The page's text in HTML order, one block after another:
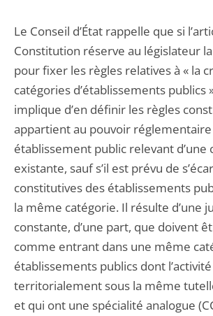
Le Conseil d’État rappelle que si
Constitution réserve au législateur
pour fixer les règles relatives à « la
catégories d’établissements publics
implique d’en définir les règles
appartient au pouvoir
établissement public relevant d’une
existante, sauf s’il est prévu de
constitutives des établissements
la même catégorie. Il résulte d’une
constante, d’une part, que doivent
comme entrant dans une même
établissements publics dont l’activité
territorialement sous la même
et qui ont une spécialité analogue